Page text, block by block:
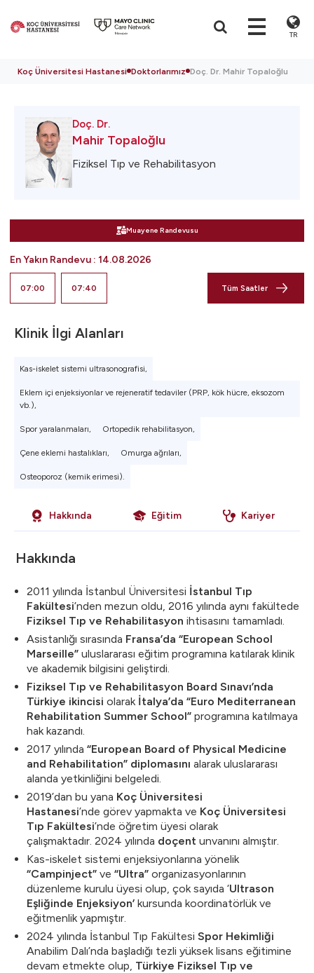
TR
Koç Üniversitesi Hastanesi Doktorlarımız Doç. Dr. Mahir Topaloğlu
Doç. Dr.
Mahir Topaloğlu
Fiziksel Tıp ve Rehabilitasyon
Muayene Randevusu
En Yakın Randevu : 14.08.2026
07:00 07:40 Tüm Saatler
Klinik İlgi Alanları
Kas-iskelet sistemi ultrasonografisi,
Eklem içi enjeksiyonlar ve rejeneratif tedaviler (PRP, kök hücre, eksozom
vb.),
Spor yaralanmaları, Ortopedik rehabilitasyon,
Çene eklemi hastalıkları, Omurga ağrıları,
Osteoporoz (kemik erimesi).
Hakkında Eğitim Kariyer
Hakkında
2011 yılında İstanbul Üniversitesi İstanbul Tıp
Fakültesi’nden mezun oldu, 2016 yılında aynı fakültede
Fiziksel Tıp ve Rehabilitasyon ihtisasını tamamladı.
Asistanlığı sırasında Fransa’da “European School
Marseille” uluslararası eğitim programına katılarak klinik
ve akademik bilgisini geliştirdi.
Fiziksel Tıp ve Rehabilitasyon Board Sınavı’nda
Türkiye ikincisi olarak İtalya’da “Euro Mediterranean
Rehabilitation Summer School” programına katılmaya
hak kazandı.
2017 yılında “European Board of Physical Medicine
and Rehabilitation” diplomasını alarak uluslararası
alanda yetkinliğini belgeledi.
2019’dan bu yana Koç Üniversitesi
Hastanesi’nde görev yapmakta ve Koç Üniversitesi
Tıp Fakültesi’nde öğretim üyesi olarak
çalışmaktadır. 2024 yılında doçent unvanını almıştır.
Kas-iskelet sistemi enjeksiyonlarına yönelik
“Campinject” ve “Ultra” organizasyonlarının
düzenleme kurulu üyesi olup, çok sayıda ‘Ultrason
Eşliğinde Enjeksiyon’ kursunda koordinatörlük ve
eğitmenlik yapmıştır.
2024 yılında İstanbul Tıp Fakültesi Spor Hekimliği
Anabilim Dalı’nda başladığı tezli yüksek lisans eğitimine
devam etmekte olup, Türkiye Fiziksel Tıp ve